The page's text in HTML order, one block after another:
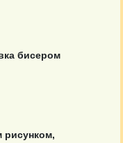
бисером
рисунком,